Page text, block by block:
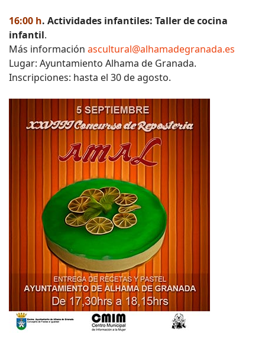
16:00 h. Actividades infantiles: Taller de cocina
infantil.
Más información ascultural@alhamadegranada.es
Lugar: Ayuntamiento Alhama de Granada.
Inscripciones: hasta el 30 de agosto.